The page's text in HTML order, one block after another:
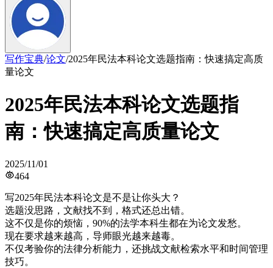
写作宝典/论文/2025年民法本科论文选题指南：快速搞定高质
量论文
2025年民法本科论文选题指
南：快速搞定高质量论文
2025/11/01
464
写2025年民法本科论文是不是让你头大？
选题没思路，文献找不到，格式还总出错。
这不仅是你的烦恼，90%的法学本科生都在为论文发愁。
现在要求越来越高，导师眼光越来越毒。
不仅考验你的法律分析能力，还挑战文献检索水平和时间管理
技巧。